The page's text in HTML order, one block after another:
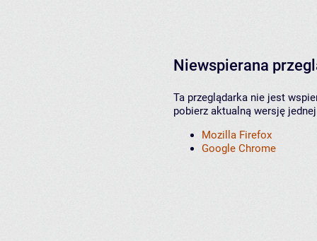
Niewspierana
Ta przeglądarka nie jest
pobierz aktualną wersję
Mozilla Firefox
Google Chrome